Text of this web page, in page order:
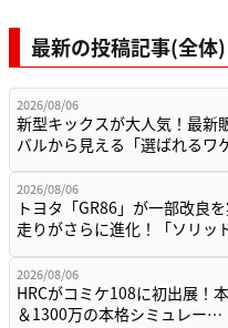
最新の投稿記事(全体)
2026/08/06
新型キックスが大人気！最新
バルから見える「選ばれるワ
2026/08/06
トヨタ「GR86」が一部改良
走りがさらに進化！「ソリッ
2026/08/06
HRCがコミケ108に初出展！
＆1300万の本格シミュレー…